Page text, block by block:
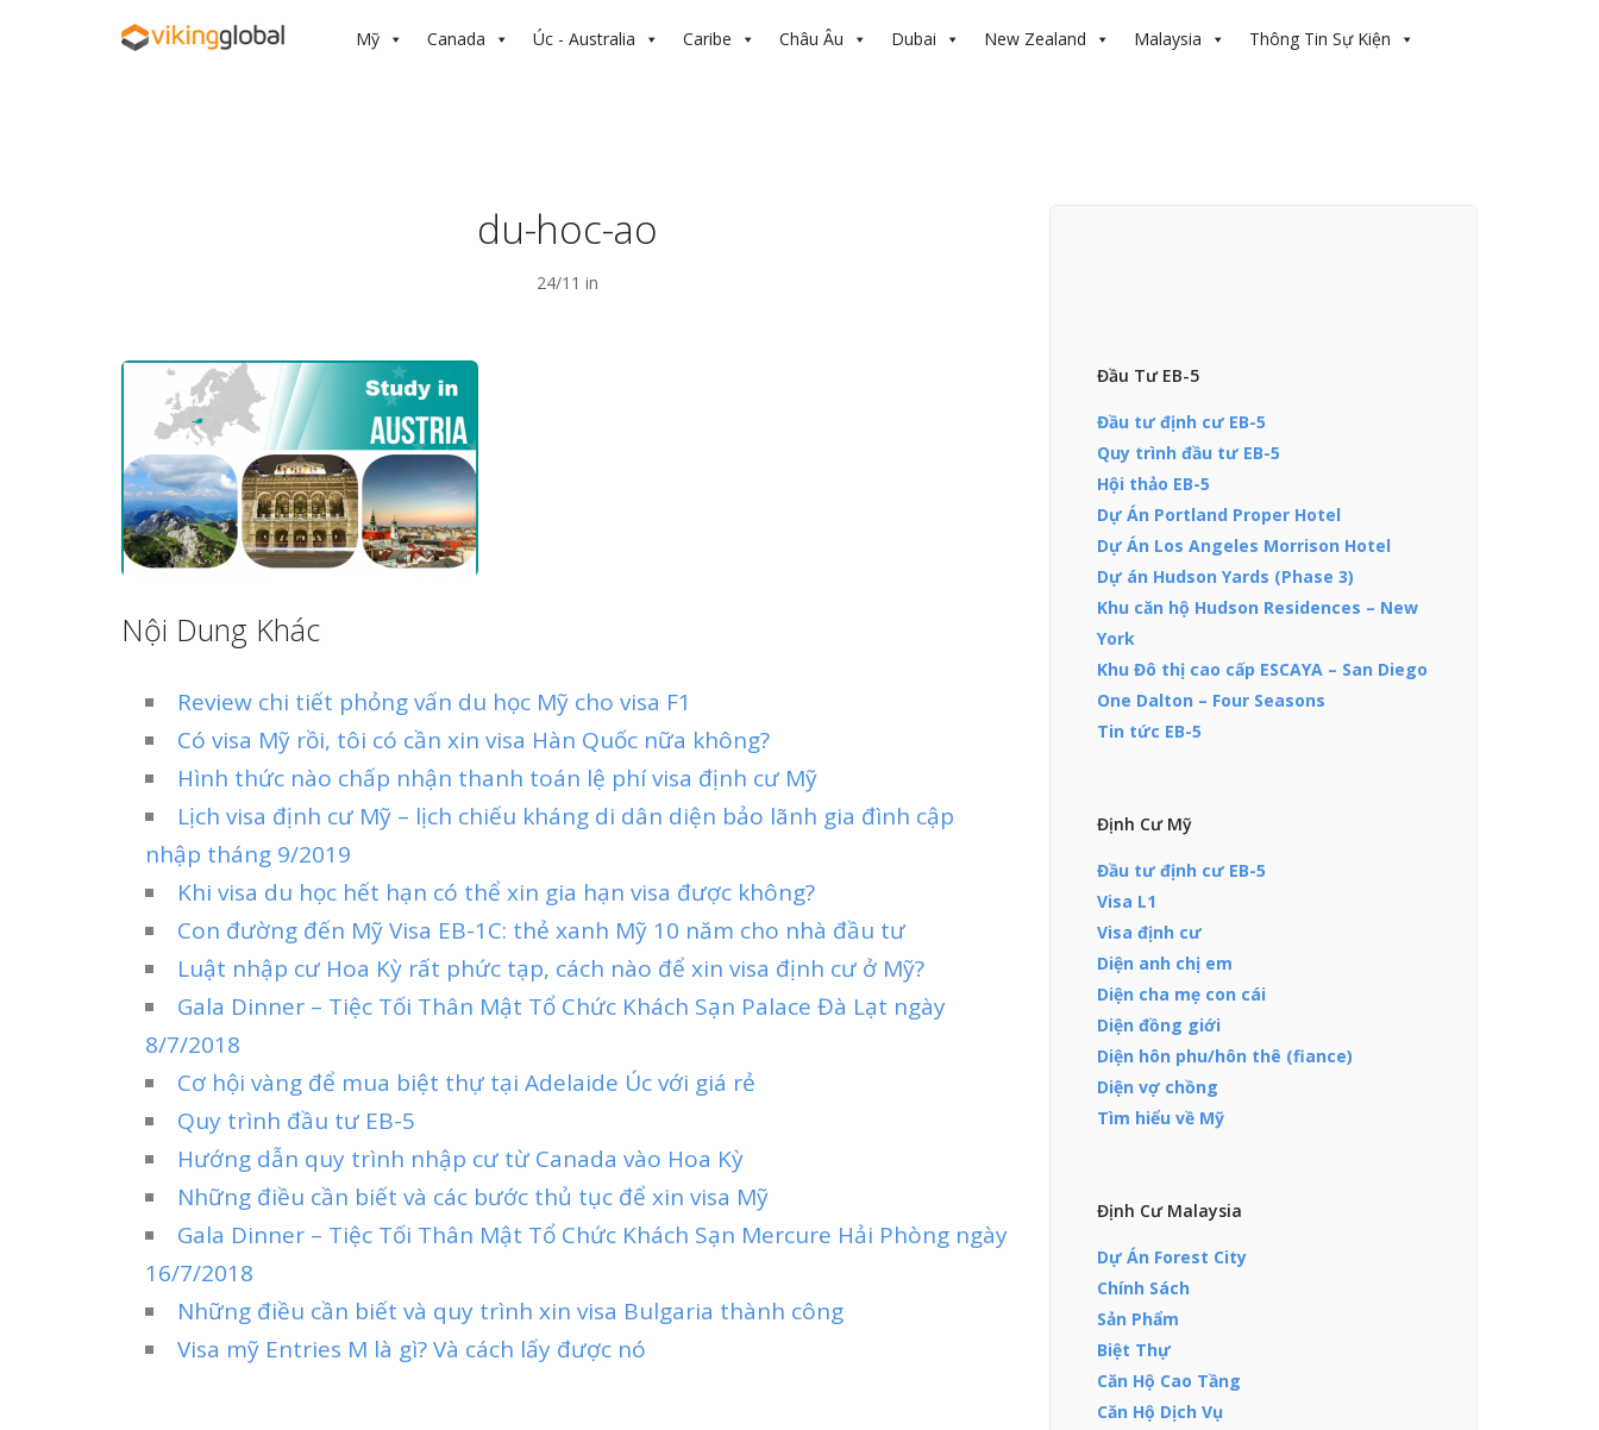
Mỹ Canada Úc - Australia Caribe Châu Âu Dubai New Zealand Malaysia Thông Tin Sự Kiện
du-hoc-ao
24/11 in
Nội Dung Khác
Review chi tiết phỏng vấn du học Mỹ cho visa F1
Có visa Mỹ rồi, tôi có cần xin visa Hàn Quốc nữa không?
Hình thức nào chấp nhận thanh toán lệ phí visa định cư Mỹ
Lịch visa định cư Mỹ – lịch chiếu kháng di dân diện bảo lãnh gia đình cập
nhập tháng 9/2019
Khi visa du học hết hạn có thể xin gia hạn visa được không?
Con đường đến Mỹ Visa EB-1C: thẻ xanh Mỹ 10 năm cho nhà đầu tư
Luật nhập cư Hoa Kỳ rất phức tạp, cách nào để xin visa định cư ở Mỹ?
Gala Dinner – Tiệc Tối Thân Mật Tổ Chức Khách Sạn Palace Đà Lạt ngày
8/7/2018
Cơ hội vàng để mua biệt thự tại Adelaide Úc với giá rẻ
Quy trình đầu tư EB-5
Hướng dẫn quy trình nhập cư từ Canada vào Hoa Kỳ
Những điều cần biết và các bước thủ tục để xin visa Mỹ
Gala Dinner – Tiệc Tối Thân Mật Tổ Chức Khách Sạn Mercure Hải Phòng ngày
16/7/2018
Những điều cần biết và quy trình xin visa Bulgaria thành công
Visa mỹ Entries M là gì? Và cách lấy được nó
Đầu Tư EB-5
Đầu tư định cư EB-5
Quy trình đầu tư EB-5
Hội thảo EB-5
Dự Án Portland Proper Hotel
Dự Án Los Angeles Morrison Hotel
Dự án Hudson Yards (Phase 3)
Khu căn hộ Hudson Residences – New
York
Khu Đô thị cao cấp ESCAYA – San Diego
One Dalton – Four Seasons
Tin tức EB-5
Định Cư Mỹ
Đầu tư định cư EB-5
Visa L1
Visa định cư
Diện anh chị em
Diện cha mẹ con cái
Diện đồng giới
Diện hôn phu/hôn thê (fiance)
Diện vợ chồng
Tìm hiểu về Mỹ
Định Cư Malaysia
Dự Án Forest City
Chính Sách
Sản Phẩm
Biệt Thự
Căn Hộ Cao Tầng
Căn Hộ Dịch Vụ